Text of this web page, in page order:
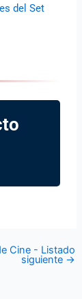
del Set
Cine - Listado
siguiente →